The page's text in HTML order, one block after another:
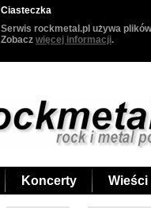
Ciasteczka
Serwis rockmetal.pl używa
Zobacz więcej informacji.
Koncerty Wieści